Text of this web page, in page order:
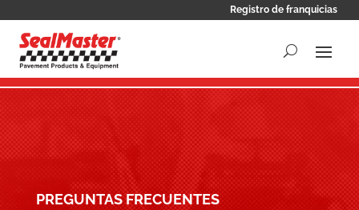
Registro de franquicias
PREGUNTAS FRECUENTES